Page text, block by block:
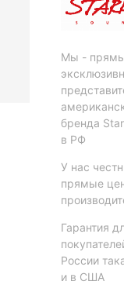
Мы -
бренда
в РФ
У нас
прямые
Гарантия
России
и в США